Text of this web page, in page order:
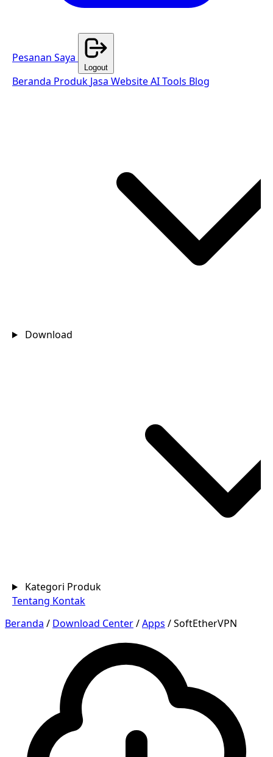
Pesanan Saya
Logout
Beranda Produk Jasa WebsiteAI Tools Blog
Download
Kategori Produk
Tentang Kontak
Beranda / Download Center/Apps /SoftEtherVPN